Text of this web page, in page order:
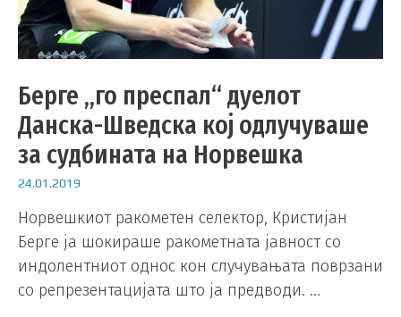
Берге „го преспал“ дуелот
Данска-Шведска кој одлучуваше
за судбината на Норвешка
24.01.2019
Норвешкиот ракометен селектор, Кристијан
Берге ја шокираше ракометната јавност со
индолентниот однос кон случувањата поврзани
со репрезентацијата што ја предводи. …